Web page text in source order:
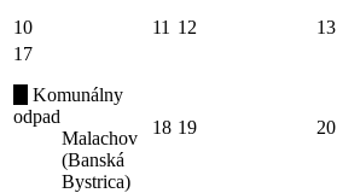
10 11 12 13
17
Komunálny
odpad
Malachov
(Banská
Bystrica)
18 19 20